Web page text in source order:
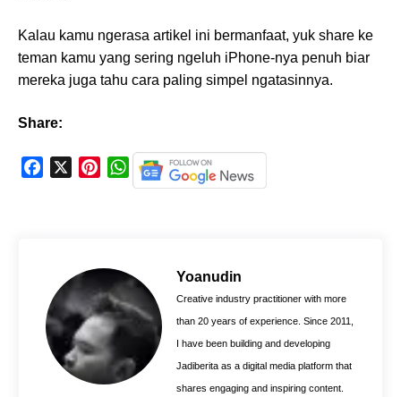
Kalau kamu ngerasa artikel ini bermanfaat, yuk share ke
teman kamu yang sering ngeluh iPhone-nya penuh biar
mereka juga tahu cara paling simpel ngatasinnya.
Share:
k
r
e
s
t
W
h
A
p
p
Yoanudin
Creative industry practitioner with more
than 20 years of experience. Since 2011,
I have been building and developing
Jadiberita as a digital media platform that
shares engaging and inspiring content.